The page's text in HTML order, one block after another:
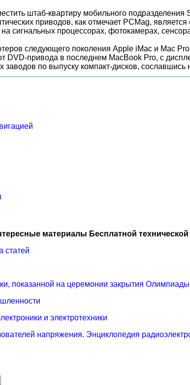
штаб-квартиру мобильного
приводов, как отмечает PCMag,
сигнальных процессорах, фотокамерах,
следующего поколения Apple iMac и Mac
DVD-привода в последнем MacBook Pro, с
заводов по выпуску компакт-дисков,
материалы Бесплатной
статей
показанной на церемонии закрытия
и электротехники
напряжения. Энциклопедия